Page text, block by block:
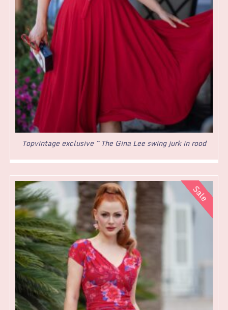
Topvintage exclusive ~ The Gina Lee swing jurk in rood